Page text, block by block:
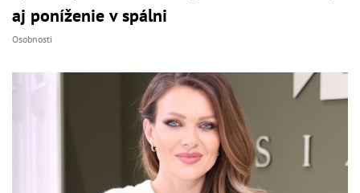
aj poníženie v spálni
Osobnosti